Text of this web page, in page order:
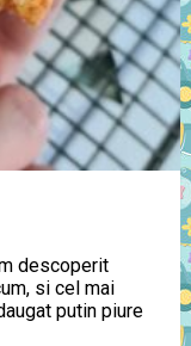
descoperit
si cel mai
putin piure